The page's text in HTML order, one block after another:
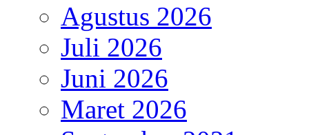
Agustus 2026
Juli 2026
Juni 2026
Maret 2026